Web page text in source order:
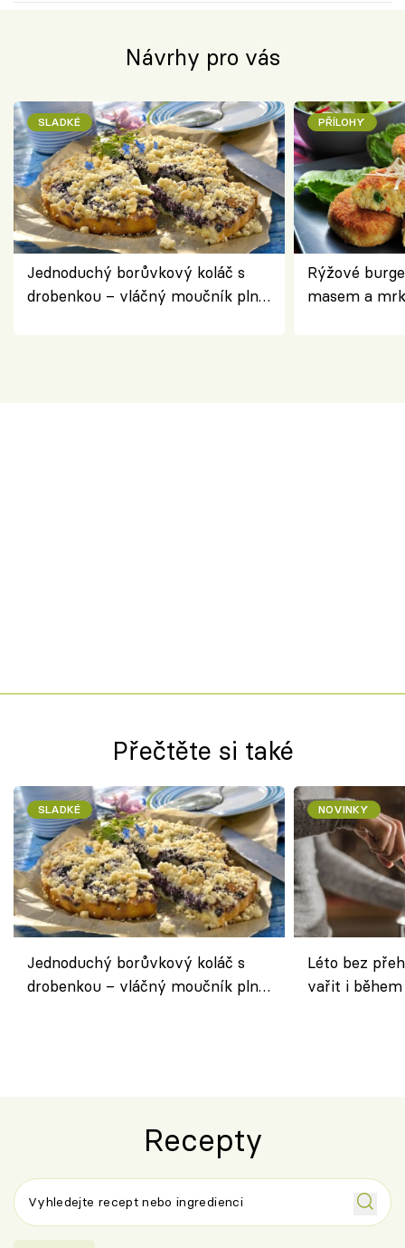
Návrhy pro vás
SLADKÉ
Jednoduchý borůvkový koláč s
drobenkou – vláčný moučník plný
PŘÍLOHY
Rýžové
masem a
Přečtěte si také
SLADKÉ
Jednoduchý borůvkový koláč s
drobenkou – vláčný moučník plný
NOVINKY
Léto bez
vařit i
Recepty